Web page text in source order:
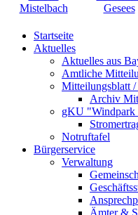
Startseite
Aktuelles
Aktuelles aus
Amtliche
Mitteilungsblatt
Archiv
gKU "Windpark
Notruftafel
Bürgerservice
Verwaltung
Ämter &